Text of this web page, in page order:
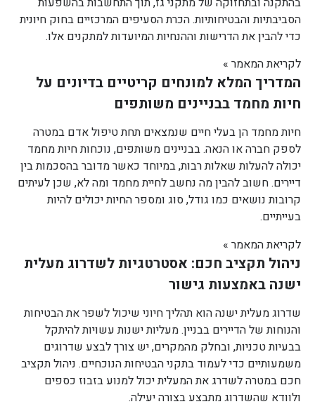
הסביבתיות והבטיחותיות. הכרת הסעיפים המרכזיים בחוק חיונית
כדי להבין את הדרישות וההנחיות המיועדות למתקנים אלו.
לקריאת המאמר »
המדריך המלא למונחים קריטיים בדיונים על
חיות מחמד בבניינים משותפים
חיות מחמד הן בעלי חיים שנמצאים תחת טיפול אדם במטרה
לספק חברה או הנאה. בבניינים משותפים, נוכחות חיות מחמד
יכולה להעלות שאלות רבות, במיוחד כאשר מדובר בהסכמות בין
דיירים. חשוב להבין מה נחשב לחיית מחמד ומה לא, שכן לעיתים
קרובות נושאים כמו גודל, סוג ומספר החיות יכולים להיות
בעייתיים.
לקריאת המאמר »
ניהול תקציב חכם: אסטרטגיות לשדרוג מעלית
ישנה באמצעות גישור
שדרוג מעלית ישנה הוא תהליך חיוני שיכול לשפר את הבטיחות
והנוחות של הדיירים בבניין. מעליות ישנות עשויות להיתקל
בבעיות טכניות, ובחלק מהמקרים, יש צורך לבצע שדרוגים
משמעותיים כדי לעמוד בתקני הבטיחות הנוכחיים. ניהול תקציב
חכם במטרה לשדרג את המעלית יכול למנוע בזבוז כספים
ולוודא שהשדרוג מתבצע בצורה יעילה.